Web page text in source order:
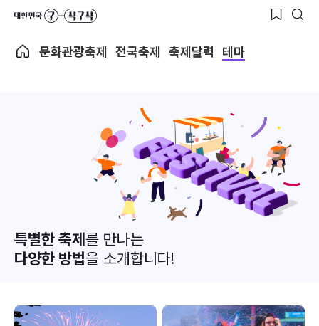
문화관광축제 전국축제 축제달력 테마
특별한 축제를 만나는
다양한 방법을 소개합니다!